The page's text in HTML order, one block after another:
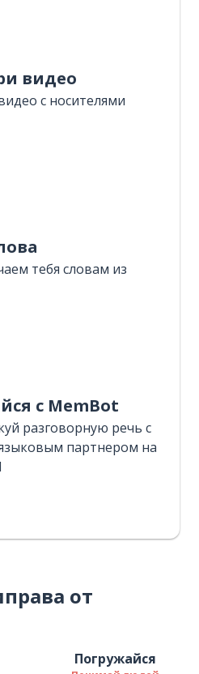
видео
с носителями
тебя словам из
с MemBot
разговорную речь с
партнером на
от
Погружайся